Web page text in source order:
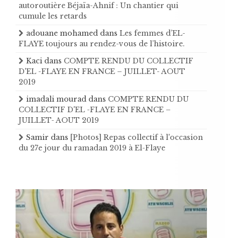
autoroutière Béjaïa-Ahnif : Un chantier qui
cumule les retards
adouane mohamed dans Les femmes d’EL-
FLAYE toujours au rendez-vous de l’histoire .
Kaci dans COMPTE RENDU DU COLLECTIF
D'EL -FLAYE EN FRANCE – JUILLET- AOUT
2019
imadali mourad dans COMPTE RENDU DU
COLLECTIF D'EL -FLAYE EN FRANCE –
JUILLET- AOUT 2019
Samir dans [Photos] Repas collectif à l'occasion
du 27e jour du ramadan 2019 à El-Flaye